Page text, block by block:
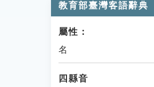
教育部臺灣客語辭典
屬性：
名
四縣音